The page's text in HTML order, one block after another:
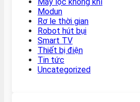
Modun
Rơ le thời gian
Robot hút bụi
Smart TV
Thiết bị điện
Tin tức
Uncategorized